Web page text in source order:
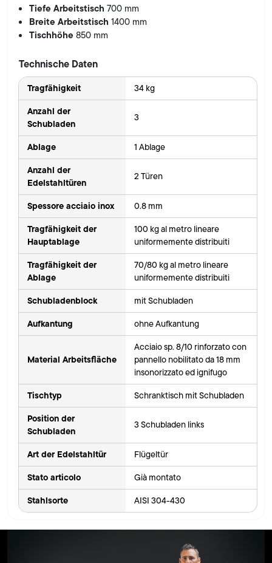
Tiefe Arbeitstisch700 mm
Breite Arbeitstisch1400 mm
Tischhöhe850 mm
Technische Daten
Tragfähigkeit 34 kg
Anzahl der
Schubladen
3
Ablage 1 Ablage
Anzahl der
Edelstahltüren
2 Türen
Spessore acciaio inox 0.8 mm
Tragfähigkeit der
Hauptablage
100 kg al metro lineare
uniformemente distribuiti
Tragfähigkeit der
Ablage
70/80 kg al metro lineare
uniformemente distribuiti
Schubladenblock mit Schubladen
Aufkantung ohne Aufkantung
Material Arbeitsfläche
Acciaio sp. 8/10 rinforzato con
pannello nobilitato da 18 mm
insonorizzato ed ignifugo
Tischtyp Schranktisch mit Schubladen
Position der
Schubladen
3 Schubladen links
Art der Edelstahltür Flügeltür
Stato articolo Già montato
Stahlsorte AISI 304-430